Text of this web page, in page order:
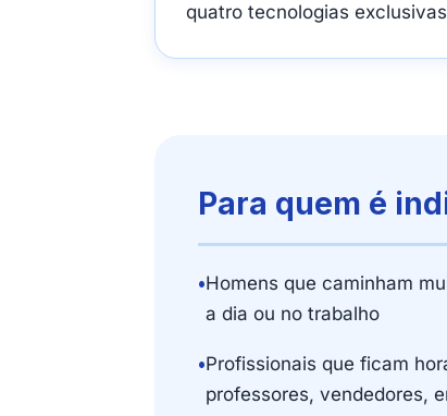
quatro tecnologias
Para quem é
•Homens que caminham
a dia ou no trabalho
•Profissionais que ficam
professores, vendedores,